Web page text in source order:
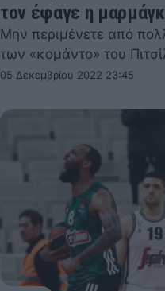
τον έφαγε η
Μην περιμένετε από
των «κομάντο» του
05 Δεκεμβρίου 2022 23:45